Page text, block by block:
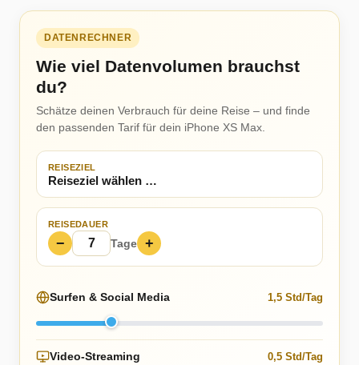
DATENRECHNER
Wie viel Datenvolumen brauchst
du?
Schätze deinen Verbrauch für deine Reise – und finde
den passenden Tarif für dein iPhone XS Max.
REISEZIEL
REISEDAUER
− Tage +
Surfen & Social Media 1,5 Std/Tag
Video-Streaming 0,5 Std/Tag